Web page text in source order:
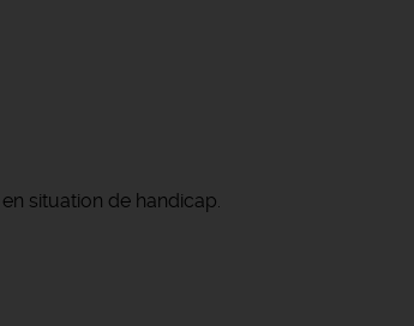
situation de handicap.